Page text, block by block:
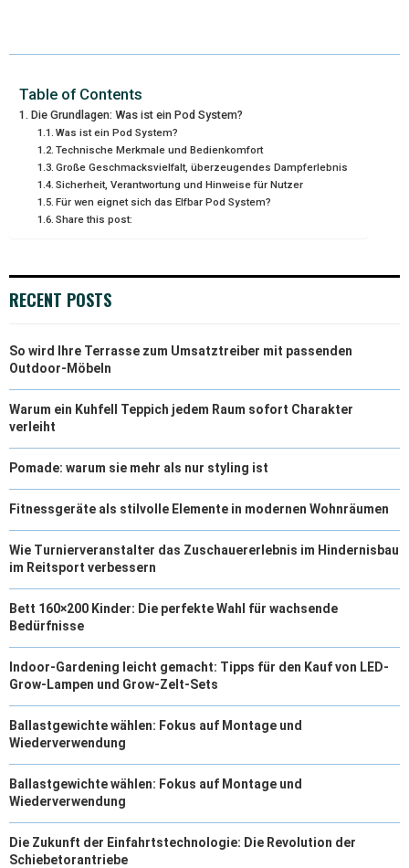
W
T
T
E
R
E
O
O
K
T
R
E
S
K
N
I
Table of Contents
Die Grundlagen: Was ist ein Pod System?
Was ist ein Pod System?
Technische Merkmale und Bedienkomfort
Große Geschmacksvielfalt, überzeugendes Dampferlebnis
Sicherheit, Verantwortung und Hinweise für Nutzer
Für wen eignet sich das Elfbar Pod System?
Share this post:
RECENT POSTS
So wird Ihre Terrasse zum Umsatztreiber mit passenden
Outdoor-Möbeln
Warum ein Kuhfell Teppich jedem Raum sofort Charakter
verleiht
Pomade: warum sie mehr als nur styling ist
Fitnessgeräte als stilvolle Elemente in modernen Wohnräumen
Wie Turnierveranstalter das Zuschauererlebnis im Hindernisbau
im Reitsport verbessern
Bett 160×200 Kinder: Die perfekte Wahl für wachsende
Bedürfnisse
Indoor-Gardening leicht gemacht: Tipps für den Kauf von LED-
Grow-Lampen und Grow-Zelt-Sets
Ballastgewichte wählen: Fokus auf Montage und
Wiederverwendung
Ballastgewichte wählen: Fokus auf Montage und
Wiederverwendung
Die Zukunft der Einfahrtstechnologie: Die Revolution der
Schiebetorantriebe